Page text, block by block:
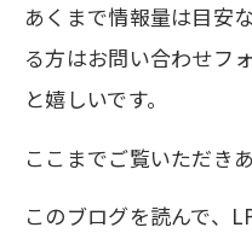
あくまで情報量は目安
る方はお問い合わせフ
と嬉しいです。
ここまでご覧いただき
このブログを読んで、